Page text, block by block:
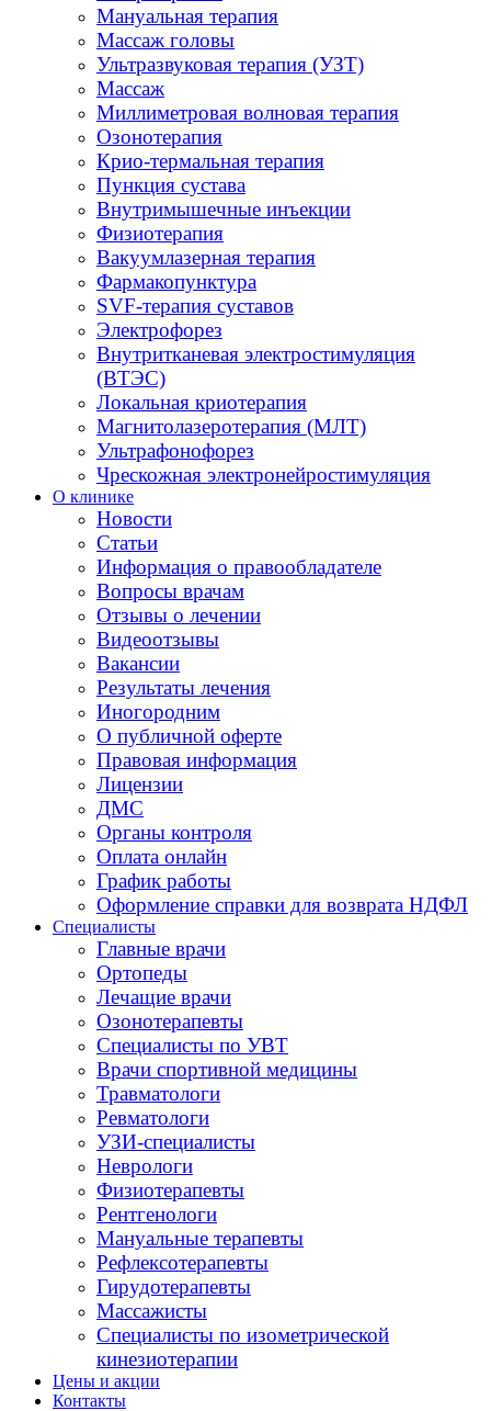
Мануальная терапия
Массаж головы
Ультразвуковая терапия (УЗТ)
Массаж
Миллиметровая волновая терапия
Озонотерапия
Крио-термальная терапия
Пункция сустава
Внутримышечные инъекции
Физиотерапия
Вакуумлазерная терапия
Фармакопунктура
SVF-терапия суставов
Электрофорез
Внутритканевая электростимуляция
(ВТЭС)
Локальная криотерапия
Магнитолазеротерапия (МЛТ)
Ультрафонофорез
Чрескожная электронейростимуляция
О клинике
Новости
Статьи
Информация о правообладателе
Вопросы врачам
Отзывы о лечении
Видеоотзывы
Вакансии
Результаты лечения
Иногородним
О публичной оферте
Правовая информация
Лицензии
ДМС
Органы контроля
Оплата онлайн
График работы
Оформление справки для возврата НДФЛ
Специалисты
Главные врачи
Ортопеды
Лечащие врачи
Озонотерапевты
Специалисты по УВТ
Врачи спортивной медицины
Травматологи
Ревматологи
УЗИ-специалисты
Неврологи
Физиотерапевты
Рентгенологи
Мануальные терапевты
Рефлексотерапевты
Гирудотерапевты
Массажисты
Специалисты по изометрической
кинезиотерапии
Цены и акции
Контакты